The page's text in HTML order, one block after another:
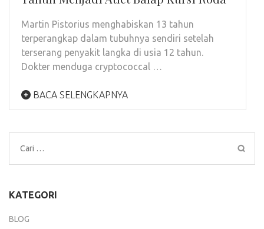
Martin Pistorius menghabiskan 13 tahun
terperangkap dalam tubuhnya sendiri setelah
terserang penyakit langka di usia 12 tahun.
Dokter menduga cryptococcal …
BACA SELENGKAPNYA
Cari
untuk:
KATEGORI
BLOG